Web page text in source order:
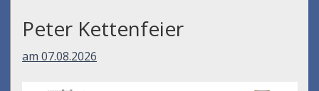
Peter Kettenfeier
am 07.08.2026